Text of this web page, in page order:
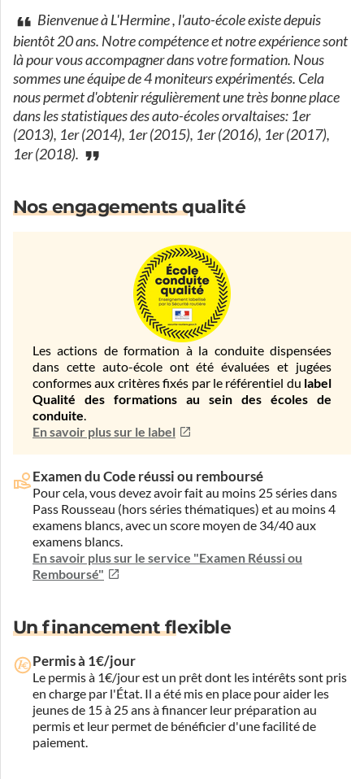
Bienvenue à L'Hermine , l'auto-école existe depuis
bientôt 20 ans. Notre compétence et notre expérience sont
là pour vous accompagner dans votre formation. Nous
sommes une équipe de 4 moniteurs expérimentés. Cela
nous permet d'obtenir régulièrement une très bonne place
dans les statistiques des auto-écoles orvaltaises: 1er
(2013), 1er (2014), 1er (2015), 1er (2016), 1er (2017),
1er (2018).
Nos engagements qualité
Les actions de formation à la conduite dispensées
dans cette auto-école ont été évaluées et jugées
conformes aux critères fixés par le référentiel du label
Qualité des formations au sein des écoles de
conduite.
En savoir plus sur le label
Examen du Code réussi ou remboursé
Pour cela, vous devez avoir fait au moins 25 séries dans
Pass Rousseau (hors séries thématiques) et au moins 4
examens blancs, avec un score moyen de 34/40 aux
examens blancs.
En savoir plus sur le service "Examen Réussi ou
Remboursé"
Un financement flexible
Permis à 1€/jour
Le permis à 1€/jour est un prêt dont les intérêts sont pris
en charge par l'État. Il a été mis en place pour aider les
jeunes de 15 à 25 ans à financer leur préparation au
permis et leur permet de bénéficier d'une facilité de
paiement.